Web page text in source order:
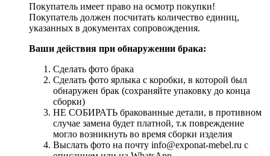
Покупатель имеет право на осмотр покупки!
Покупатель должен посчитать количество единиц,
указанных в документах сопровождения.
Ваши действия при обнаружении брака:
Сделать фото брака
Сделать фото ярлыка с коробки, в которой был
обнаружен брак (сохраняйте упаковку до конца
сборки)
НЕ СОБИРАТЬ бракованные детали, в противном
случае замена будет платной, т.к повреждение
могло возникнуть во время сборки изделия
Выслать фото на почту info@exponat-mebel.ru с